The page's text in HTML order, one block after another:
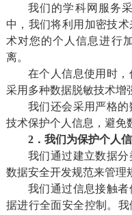
我们的学科网服务
中，我们将利用加密技
术对您的个人信息进行
离。
在个人信息使用时
采用多种数据脱敏技术增
我们还会采用严格
技术保护个人信息，避免
2．我们为保护个人
我们通过建立数据分
数据安全开发规范来管理
我们通过信息接触
据进行全面安全控制。